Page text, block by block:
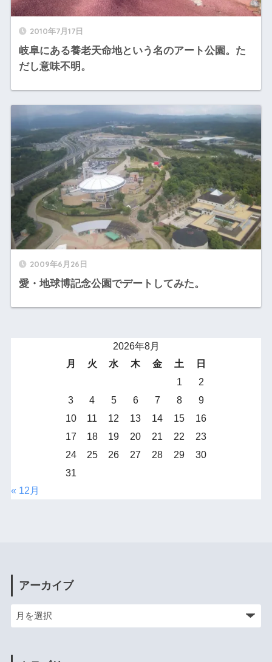
2010年7月17日
岐阜にある養老天命地という名のアート公園。た
だし意味不明。
2009年6月26日
愛・地球博記念公園でデートしてみた。
2026年8月
月
火 水 木 金 土
日
1
2
3
4 5 6 7 8
9
10
11 12 13 14 15
16
17
18 19 20 21 22
23
24
25 26 27 28 29
30
31
« 12月
アーカイブ